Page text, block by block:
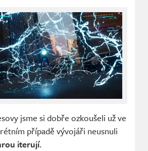
jsme si dobře ozkoušeli už ve
případě vývojáři neusnuli
iterují.